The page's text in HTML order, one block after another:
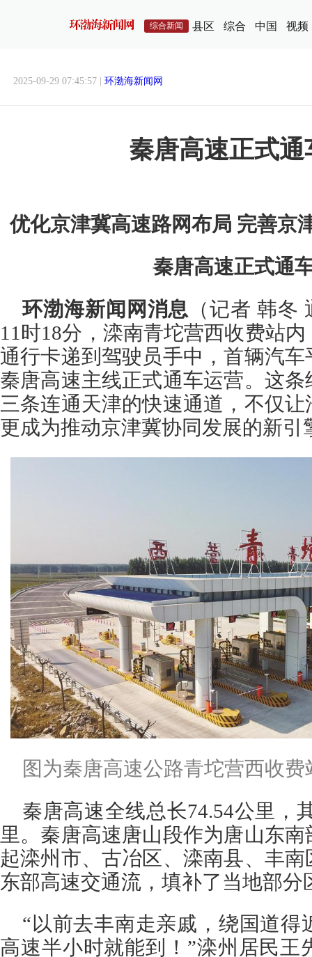
综合新闻 县区 综合 中国 视频
2025-09-29 07:45:57 | 环渤海新闻网
秦唐高速正式通
优化京津冀高速路网布局 完善京
秦唐高速正式通
环渤海新闻网消息 （记者 韩冬
11时18分，滦南青坨营西收费站
通行卡递到驾驶员手中，首辆汽
秦唐高速主线正式通车运营。这
三条连通天津的快速通道，不仅
更成为推动京津冀协同发展的新引
图为秦唐高速公路青坨营西收
秦唐高速全线总长74.54公里，
里。秦唐高速唐山段作为唐山东
起滦州市、古冶区、滦南县、丰
东部高速交通流，填补了当地部分
“以前去丰南走亲戚，绕国道得
高速半小时就能到！”滦州居民王